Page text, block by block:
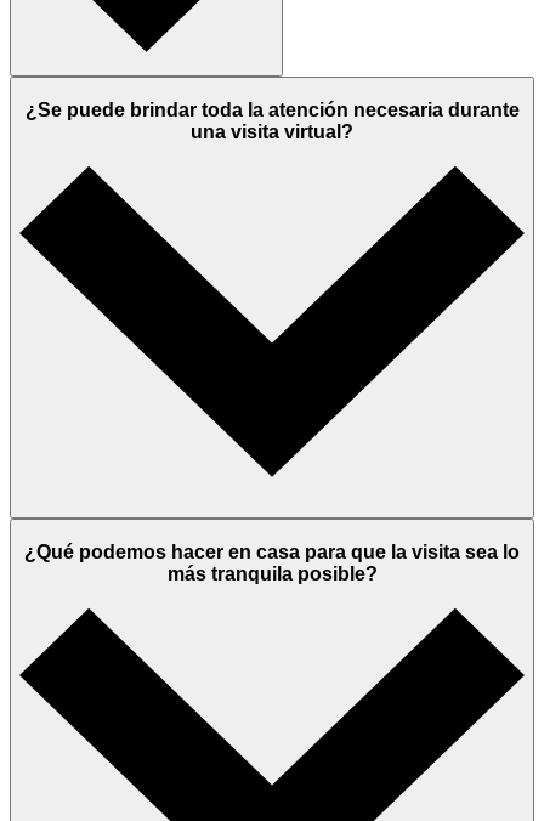
¿Se puede brindar toda la atención necesaria durante
una visita virtual?
¿Qué podemos hacer en casa para que la visita sea lo
más tranquila posible?